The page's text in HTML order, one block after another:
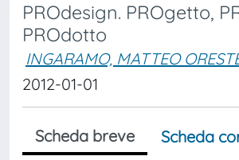
PROdesign. PROgetto,
PROdotto
INGARAMO, MATTEO
2012-01-01
Scheda breve
Scheda